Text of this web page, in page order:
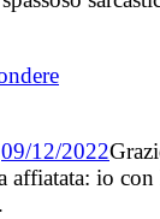
09/12/2022
affiatata: io con